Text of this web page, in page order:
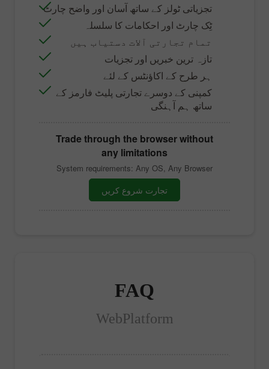
تجزیاتی ٹولز کے ساتھ آسان اور واضح چارٹ
ٹِک چارٹ اور احکامات کا سلسلہ
تمام تجارتی آلات دستیاب ہیں
تازہ ترین خبریں اور تجزیات
ہر طرح کے اکاؤنٹس کے لئے
کمپنی کے دوسرے تجارتی پلیٹ فارمز کے
ساتھ ہم آہنگی
Trade through the browser without
any limitations
System requirements: Any OS, Any Browser
تجارت شروع کریں
FAQ
WebPlatform